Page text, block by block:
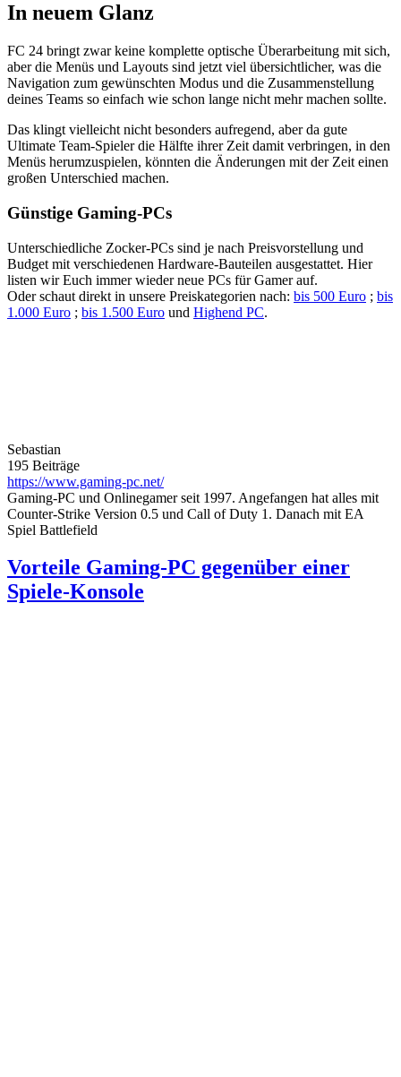
In neuem Glanz
FC 24 bringt zwar keine komplette optische Überarbeitung mit sich,
aber die Menüs und Layouts sind jetzt viel übersichtlicher, was die
Navigation zum gewünschten Modus und die Zusammenstellung
deines Teams so einfach wie schon lange nicht mehr machen sollte.
Das klingt vielleicht nicht besonders aufregend, aber da gute
Ultimate Team-Spieler die Hälfte ihrer Zeit damit verbringen, in den
Menüs herumzuspielen, könnten die Änderungen mit der Zeit einen
großen Unterschied machen.
Günstige Gaming-PCs
Unterschiedliche Zocker-PCs sind je nach Preisvorstellung und
Budget mit verschiedenen Hardware-Bauteilen ausgestattet. Hier
listen wir Euch immer wieder neue PCs für Gamer auf.
Oder schaut direkt in unsere Preiskategorien nach: bis 500 Euro ; bis
1.000 Euro ; bis 1.500 Euro und Highend PC.
Sebastian
195 Beiträge
https://www.gaming-pc.net/
Gaming-PC und Onlinegamer seit 1997. Angefangen hat alles mit
Counter-Strike Version 0.5 und Call of Duty 1. Danach mit EA
Spiel Battlefield
Vorteile Gaming-PC gegenüber einer
Spiele-Konsole